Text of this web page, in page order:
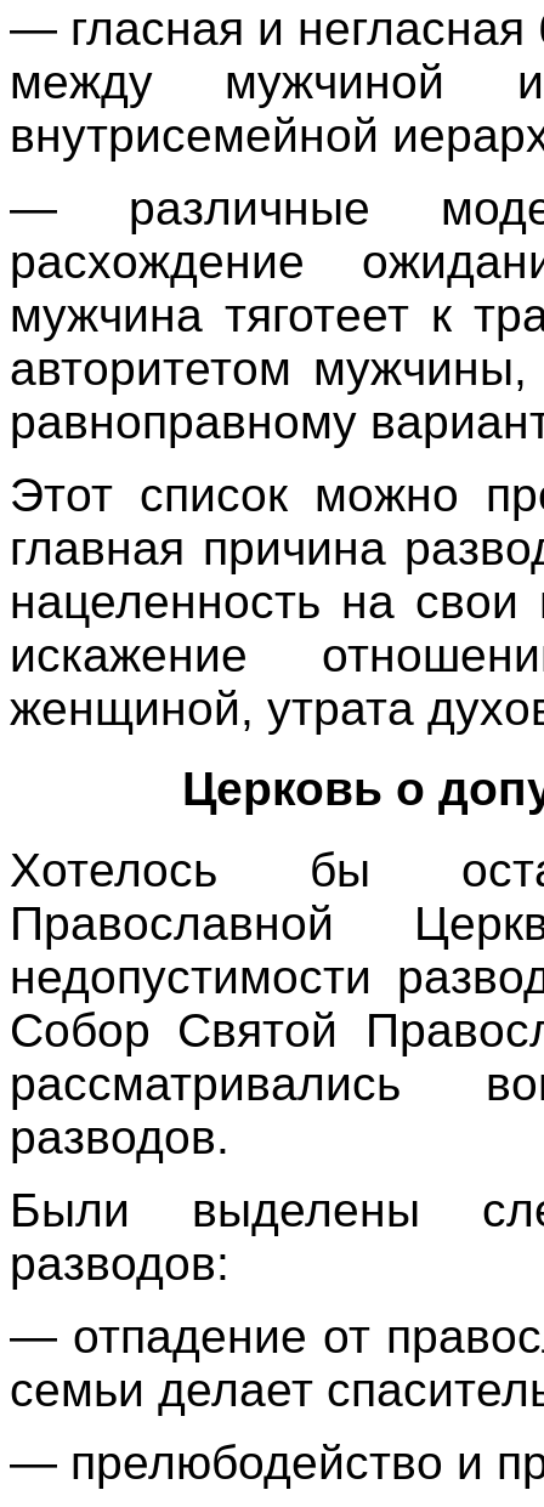
— гласная и негласная
между мужчиной
внутрисемейной
— различные
расхождение
мужчина тяготеет к
авторитетом
равноправному
Этот список можно
главная причина
нацеленность на
искажение
женщиной, утрата
Церковь о
Хотелось бы
Православной
недопустимости
Собор Святой
рассматривались
разводов.
Были выделены
разводов:
— отпадение от
семьи делает
— прелюбодейство и